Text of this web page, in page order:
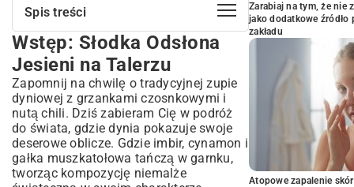
Spis treści
Wstęp: Słodka Odsłona Jesieni na
Talerzu
Dlaczego Zupa Krem z Dyni na Słodko
to Doskonały Wybór?
Zalety Dyni w Diecie
Idealny Smak dla Całej Rodziny
Niezbędne Składniki na Idealną Słodką
Zupę Krem
Jak Wybrać Najlepszą Dynię?
Wstęp: Słodka Odsłona
Jesieni na Talerzu
Zapomnij na chwilę o tradycyjnej zupie
dyniowej z grzankami czosnkowymi i
nutą chili. Dziś zabieram Cię w podróż
do świata, gdzie dynia pokazuje swoje
deserowe oblicze. Gdzie imbir, cynamon i
gałka muszkatołowa tańczą w garnku,
tworząc kompozycję niemalże
Zarabiaj na tym, że nie
jako dodatkowe
zakładu
Atopowe zapalenie